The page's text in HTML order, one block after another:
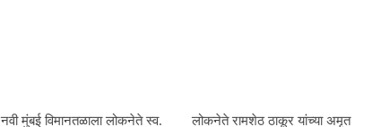
नवी मुंबई विमानतळाला लोकनेते स्व.
लोकनेते रामशेठ ठाकूर यांच्या अमृत